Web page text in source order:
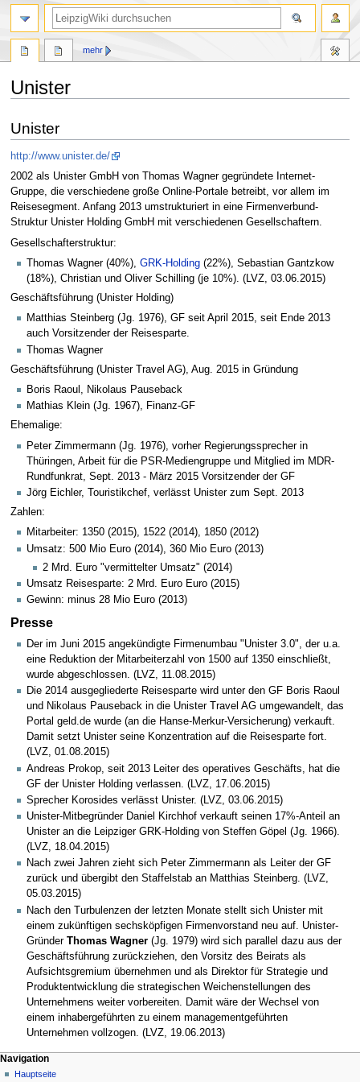
Unister
Navigation
springen
Suche
springen
Unister
http://www.unister.de/
2002 als Unister GmbH von Thomas Wagner gegründete Internet-
Gruppe, die verschiedene große Online-Portale betreibt, vor allem im
Reisesegment. Anfang 2013 umstrukturiert in eine Firmenverbund-
Struktur Unister Holding GmbH mit verschiedenen Gesellschaftern.
Gesellschafterstruktur:
Thomas Wagner (40%), GRK-Holding (22%), Sebastian Gantzkow
(18%), Christian und Oliver Schilling (je 10%). (LVZ, 03.06.2015)
Geschäftsführung (Unister Holding)
Matthias Steinberg (Jg. 1976), GF seit April 2015, seit Ende 2013
auch Vorsitzender der Reisesparte.
Thomas Wagner
Geschäftsführung (Unister Travel AG), Aug. 2015 in Gründung
Boris Raoul, Nikolaus Pauseback
Mathias Klein (Jg. 1967), Finanz-GF
Ehemalige:
Peter Zimmermann (Jg. 1976), vorher Regierungssprecher in
Thüringen, Arbeit für die PSR-Mediengruppe und Mitglied im MDR-
Rundfunkrat, Sept. 2013 - März 2015 Vorsitzender der GF
Jörg Eichler, Touristikchef, verlässt Unister zum Sept. 2013
Zahlen:
Mitarbeiter: 1350 (2015), 1522 (2014), 1850 (2012)
Umsatz: 500 Mio Euro (2014), 360 Mio Euro (2013)
2 Mrd. Euro "vermittelter Umsatz" (2014)
Umsatz Reisesparte: 2 Mrd. Euro Euro (2015)
Gewinn: minus 28 Mio Euro (2013)
Presse
Der im Juni 2015 angekündigte Firmenumbau "Unister 3.0", der u.a.
eine Reduktion der Mitarbeiterzahl von 1500 auf 1350 einschließt,
wurde abgeschlossen. (LVZ, 11.08.2015)
Die 2014 ausgegliederte Reisesparte wird unter den GF Boris Raoul
und Nikolaus Pauseback in die Unister Travel AG umgewandelt, das
Portal geld.de wurde (an die Hanse-Merkur-Versicherung) verkauft.
Damit setzt Unister seine Konzentration auf die Reisesparte fort.
(LVZ, 01.08.2015)
Andreas Prokop, seit 2013 Leiter des operatives Geschäfts, hat die
GF der Unister Holding verlassen. (LVZ, 17.06.2015)
Sprecher Korosides verlässt Unister. (LVZ, 03.06.2015)
Unister-Mitbegründer Daniel Kirchhof verkauft seinen 17%-Anteil an
Unister an die Leipziger GRK-Holding von Steffen Göpel (Jg. 1966).
(LVZ, 18.04.2015)
Nach zwei Jahren zieht sich Peter Zimmermann als Leiter der GF
zurück und übergibt den Staffelstab an Matthias Steinberg. (LVZ,
05.03.2015)
Nach den Turbulenzen der letzten Monate stellt sich Unister mit
einem zukünftigen sechsköpfigen Firmenvorstand neu auf. Unister-
Gründer Thomas Wagner (Jg. 1979) wird sich parallel dazu aus der
Geschäftsführung zurückziehen, den Vorsitz des Beirats als
Aufsichtsgremium übernehmen und als Direktor für Strategie und
Produktentwicklung die strategischen Weichenstellungen des
Unternehmens weiter vorbereiten. Damit wäre der Wechsel von
einem inhabergeführten zu einem managementgeführten
Unternehmen vollzogen. (LVZ, 19.06.2013)
mehr
Navigation
Hauptseite